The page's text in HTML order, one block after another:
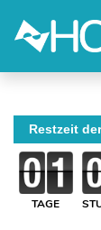
Restzeit
TAGE